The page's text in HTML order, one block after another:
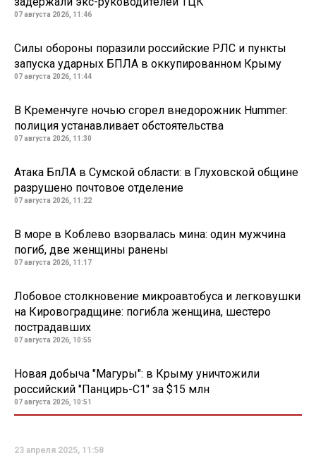
07 августа 2026, 11:46
Силы обороны поразили российские РЛС и пункты
запуска ударных БПЛА в оккупированном Крыму
07 августа 2026, 11:44
В Кременчуге ночью сгорел внедорожник Hummer:
полиция устанавливает обстоятельства
07 августа 2026, 11:30
Атака БпЛА в Сумской области: в Глуховской общине
разрушено почтовое отделение
07 августа 2026, 11:22
В море в Коблево взорвалась мина: один мужчина
погиб, две женщины ранены
07 августа 2026, 11:17
Лобовое столкновение микроавтобуса и легковушки
на Кировоградщине: погибла женщина, шестеро
пострадавших
07 августа 2026, 10:55
Новая добыча "Магуры": в Крыму уничтожили
российский "Панцирь-С1" за $15 млн
07 августа 2026, 10:51
23 апреля 2025, 11:58